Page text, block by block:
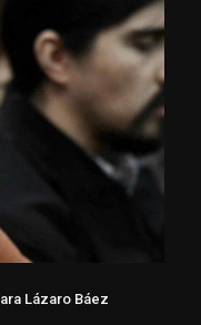
Lázaro Báez